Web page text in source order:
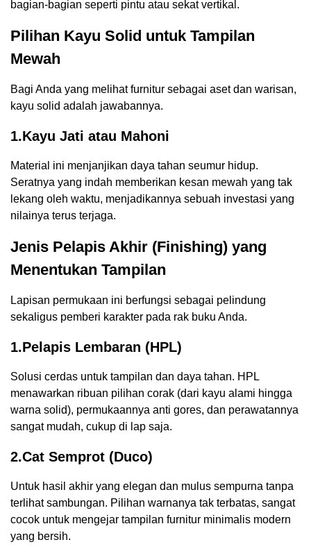
bagian-bagian seperti pintu atau sekat vertikal.
Pilihan Kayu Solid untuk Tampilan
Mewah
Bagi Anda yang melihat furnitur sebagai aset dan warisan,
kayu solid adalah jawabannya.
1.Kayu Jati atau Mahoni
Material ini menjanjikan daya tahan seumur hidup.
Seratnya yang indah memberikan kesan mewah yang tak
lekang oleh waktu, menjadikannya sebuah investasi yang
nilainya terus terjaga.
Jenis Pelapis Akhir (Finishing) yang
Menentukan Tampilan
Lapisan permukaan ini berfungsi sebagai pelindung
sekaligus pemberi karakter pada rak buku Anda.
1.Pelapis Lembaran (HPL)
Solusi cerdas untuk tampilan dan daya tahan. HPL
menawarkan ribuan pilihan corak (dari kayu alami hingga
warna solid), permukaannya anti gores, dan perawatannya
sangat mudah, cukup di lap saja.
2.Cat Semprot (Duco)
Untuk hasil akhir yang elegan dan mulus sempurna tanpa
terlihat sambungan. Pilihan warnanya tak terbatas, sangat
cocok untuk mengejar tampilan furnitur minimalis modern
yang bersih.